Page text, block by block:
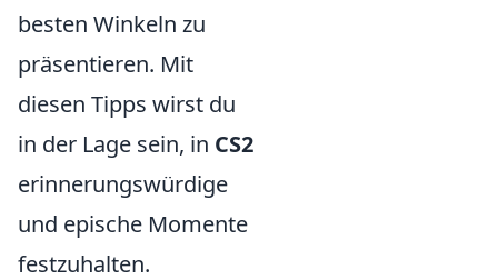
besten Winkeln zu
präsentieren. Mit
diesen Tipps wirst du
in der Lage sein, in CS2
erinnerungswürdige
und epische Momente
festzuhalten.